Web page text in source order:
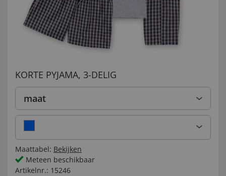
KORTE PYJAMA, 3-DELIG
maat
Maattabel: Bekijken
Meteen beschikbaar
Artikelnr.: 15246